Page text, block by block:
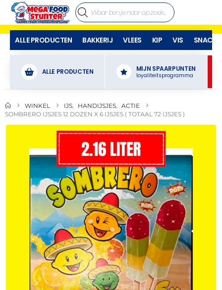
ALLE PRODUCTEN BAKKERIJ VLEES KIP VIS SNACKS
ALLE PRODUCTEN MIJN SPAARPUNTEN
loyaliteitsprogramma
WINKEL IJS HANDIJSJES
ACTIE
SOMBRERO IJSJES 12 DOZEN X 6 IJSJES ( TOTAAL 72 IJSJES )